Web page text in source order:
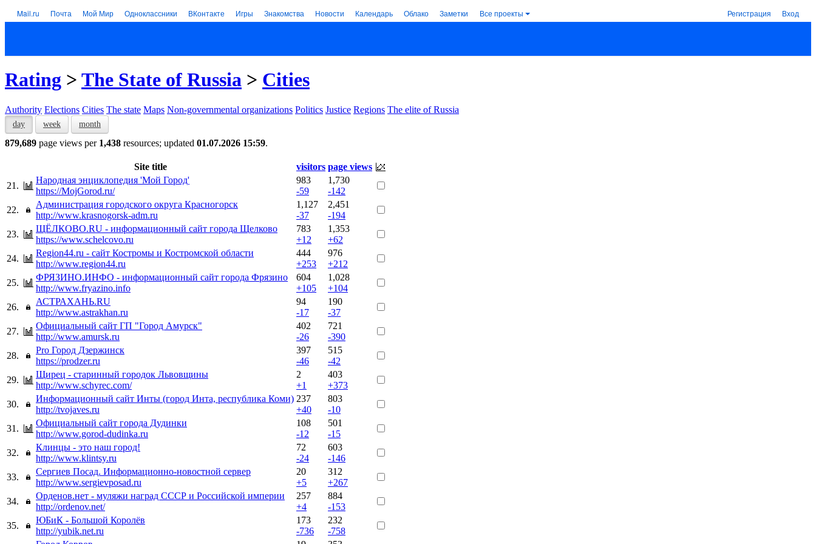
Mail.ru Почта Мой Мир Одноклассники ВКонтакте Игры Знакомства Новости Календарь Облако Заметки Все проекты Регистрация Вход
Rating > The State of Russia > Cities
Authority Elections Cities The state Maps Non-governmental organizations Politics Justice Regions The elite of Russia
day week month
879,689 page views per 1,438 resources; updated 01.07.2026 15:59.
Site title visitors page views
21.
Народная энциклопедия 'Мой Город'
https://MojGorod.ru/
983
-59
1,730
-142
22.
Администрация городского округа Красногорск
http://www.krasnogorsk-adm.ru
1,127
-37
2,451
-194
23.
ЩЁЛКОВО.RU - информационный сайт города Щелково
https://www.schelcovo.ru
783
+12
1,353
+62
24.
Region44.ru - сайт Костромы и Костромской области
http://www.region44.ru
444
+253
976
+212
25.
ФРЯЗИНО.ИНФО - информационный сайт города Фрязино
http://www.fryazino.info
604
+105
1,028
+104
26.
АСТРАХАНЬ.RU
http://www.astrakhan.ru
94
-17
190
-37
27.
Официальный сайт ГП "Город Амурск"
http://www.amursk.ru
402
-26
721
-390
28.
Pro Город Дзержинск
https://prodzer.ru
397
-46
515
-42
29.
Щирец - старинный городок Львовщины
http://www.schyrec.com/
2
+1
403
+373
30.
Информационный сайт Инты (город Инта, республика Коми)
http://tvojaves.ru
237
+40
803
-10
31.
Официальный сайт города Дудинки
http://www.gorod-dudinka.ru
108
-12
501
-15
32.
Клинцы - это наш город!
http://www.klintsy.ru
72
-24
603
-146
33.
Сергиев Посад. Информационно-новостной сервер
http://www.sergievposad.ru
20
+5
312
+267
34.
Орденов.нет - муляжи наград СССР и Российской империи
http://ordenov.net/
257
+4
884
-153
35.
ЮБиК - Большой Королёв
http://yubik.net.ru
173
-736
232
-758